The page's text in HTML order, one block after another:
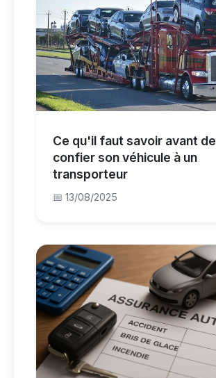
Ce qu'il faut savoir avant de
confier son véhicule à un
transporteur
📅 13/08/2025